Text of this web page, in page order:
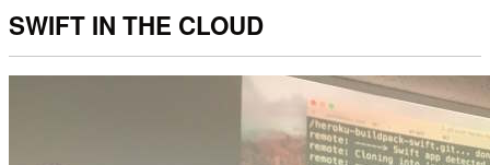
SWIFT IN THE CLOUD